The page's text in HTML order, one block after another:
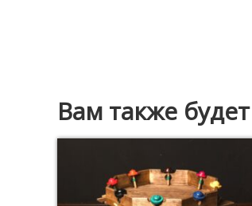
Вам также